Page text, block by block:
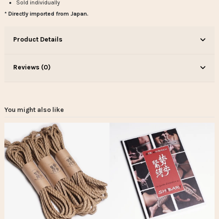
Sold individually
* Directly imported from Japan.
Product Details
Reviews (0)
You might also like